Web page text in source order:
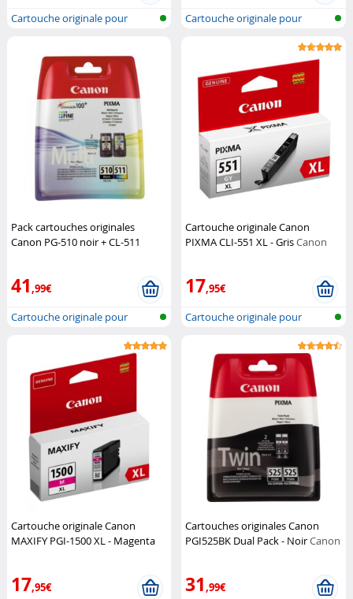
Cartouche originale pour
Cartouche originale pour
Pack cartouches originales
Canon PG-510 noir + CL-511
41,99€
Cartouche originale pour
Cartouche originale Canon
PIXMA CLI-551 XL - GrisCanon
17,95€
Cartouche originale pour
Cartouche originale Canon
MAXIFY PGI-1500 XL - Magenta
17,95€
Cartouches originales Canon
PGI525BK Dual Pack - NoirCanon
31,99€